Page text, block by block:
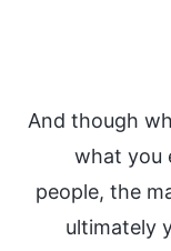
And though
what you
people, the
ultimately